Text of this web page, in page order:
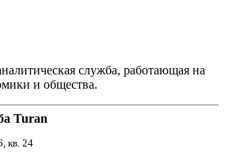
служба, работающая на
и общества.
Turan
кв. 24